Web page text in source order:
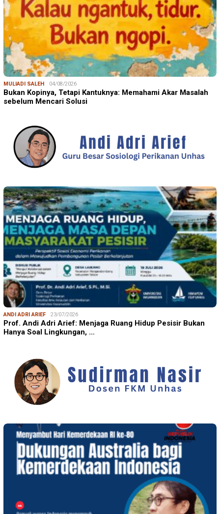
MULIADI SALEH 04/08/2026
Bukan Kopinya, Tetapi Kantuknya: Memahami Akar Masalah
sebelum Mencari Solusi
ANDI ADRI ARIEF 23/07/2026
Prof. Andi Adri Arief: Menjaga Ruang Hidup Pesisir Bukan
Hanya Soal Lingkungan, …